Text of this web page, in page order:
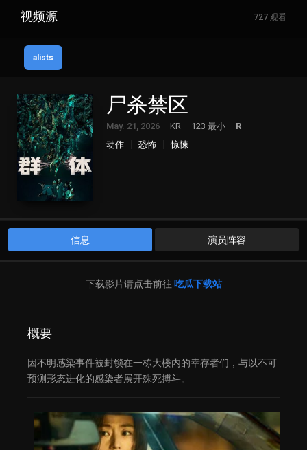
视频源 727 观看
alists
尸杀禁区
May. 21, 2026 KR 123 最小
R
动作
恐怖 惊悚
信息 演员阵容
下载影片请点击前往 吃瓜下载站
概要
因不明感染事件被封锁在一栋大楼内的幸存者们，与以不可
预测形态进化的感染者展开殊死搏斗。